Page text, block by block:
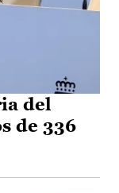
del
de 336